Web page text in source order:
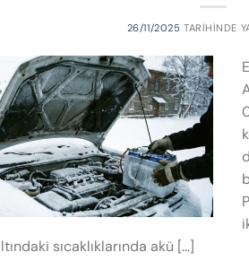
26/11/2025 TARIHINDE
sıcaklıklarında akü […]